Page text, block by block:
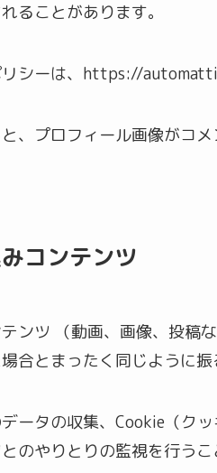
ることがあります。
リシーは、https://
、プロフィール画像がコ
コンテンツ
ンツ （動画、画像、投稿
合とまったく同じように振
ータの収集、Cookie（ク
のやりとりの監視を行うこ